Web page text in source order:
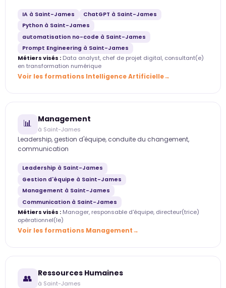
IA à Saint-James
ChatGPT à Saint-James
Python à Saint-James
automatisation no-code à Saint-James
Prompt Engineering à Saint-James
Métiers visés : Data analyst, chef de projet digital, consultant(e)
en transformation numérique
Voir les formations Intelligence Artificielle
📊 Management
à Saint-James
Leadership, gestion d'équipe, conduite du changement,
communication
Leadership à Saint-James
Gestion d'équipe à Saint-James
Management à Saint-James
Communication à Saint-James
Métiers visés : Manager, responsable d'équipe, directeur(trice)
opérationnel(le)
Voir les formations Management
👥 Ressources Humaines
à Saint-James